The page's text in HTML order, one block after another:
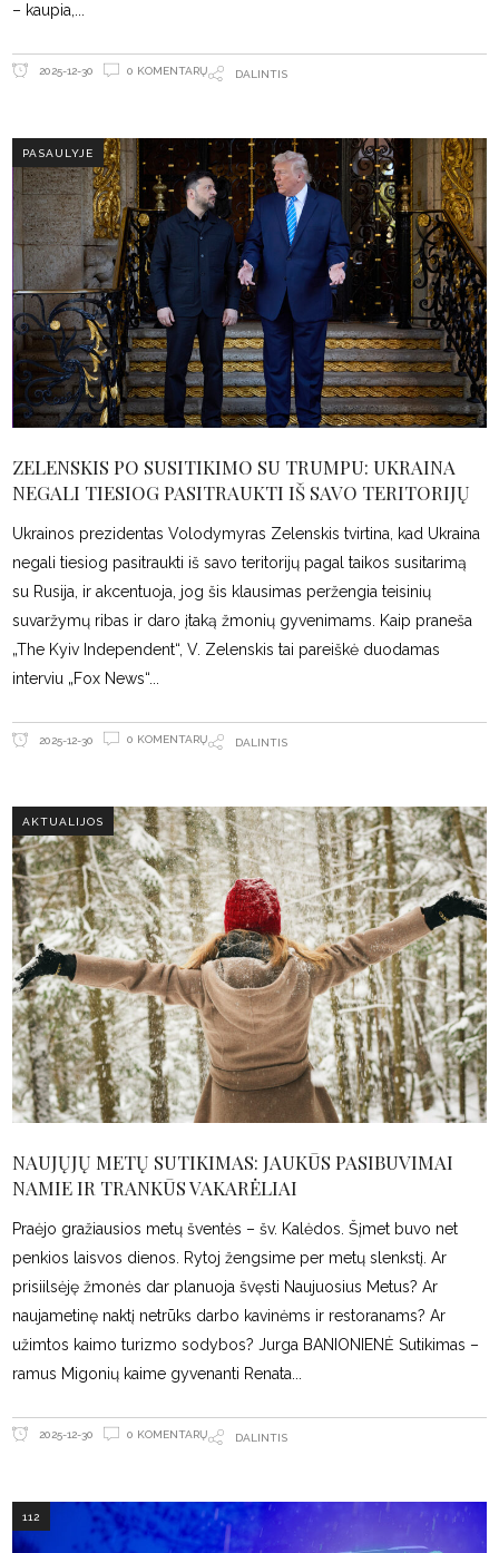
– kaupia,
2025-12-30 0 KOMENTARŲ DALINTIS
PASAULYJE
ZELENSKIS PO SUSITIKIMO SU TRUMPU: UKRAINA
NEGALI TIESIOG PASITRAUKTI IŠ SAVO TERITORIJŲ
Ukrainos prezidentas Volodymyras Zelenskis tvirtina, kad Ukraina
negali tiesiog pasitraukti iš savo teritorijų pagal taikos susitarimą
su Rusija, ir akcentuoja, jog šis klausimas peržengia teisinių
suvaržymų ribas ir daro įtaką žmonių gyvenimams. Kaip praneša
„The Kyiv Independent“, V. Zelenskis tai pareiškė duodamas
interviu „Fox News“
2025-12-30 0 KOMENTARŲ DALINTIS
AKTUALIJOS
NAUJŲJŲ METŲ SUTIKIMAS: JAUKŪS PASIBUVIMAI
NAMIE IR TRANKŪS VAKARĖLIAI
Praėjo gražiausios metų šventės – šv. Kalėdos. Šįmet buvo net
penkios laisvos dienos. Rytoj žengsime per metų slenkstį. Ar
prisiilsėję žmonės dar planuoja švęsti Naujuosius Metus? Ar
naujametinę naktį netrūks darbo kavinėms ir restoranams? Ar
užimtos kaimo turizmo sodybos? Jurga BANIONIENĖ Sutikimas –
ramus Migonių kaime gyvenanti Renata
2025-12-30 0 KOMENTARŲ DALINTIS
112